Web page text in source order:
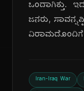
ಒಂದಾಗಿತ್ತು.
ಜನರು,
Iran-Iraq War